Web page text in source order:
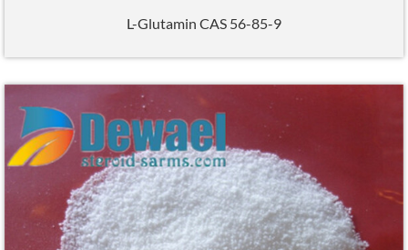
L-Glutamin CAS 56-85-9